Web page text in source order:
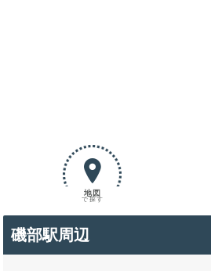
地図
で探す
磯部駅周辺